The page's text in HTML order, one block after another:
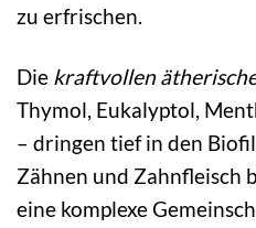
zu erfrischen.
Die kraftvollen
Thymol, Eukalyptol,
– dringen tief in den
Zähnen und Zahnfleisch
eine komplexe